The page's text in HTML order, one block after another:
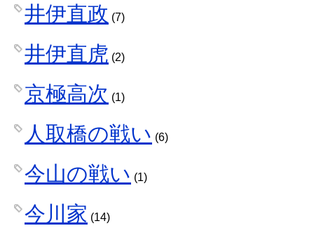
井伊直政 (7)
井伊直虎 (2)
京極高次 (1)
人取橋の戦い (6)
今山の戦い (1)
今川家 (14)